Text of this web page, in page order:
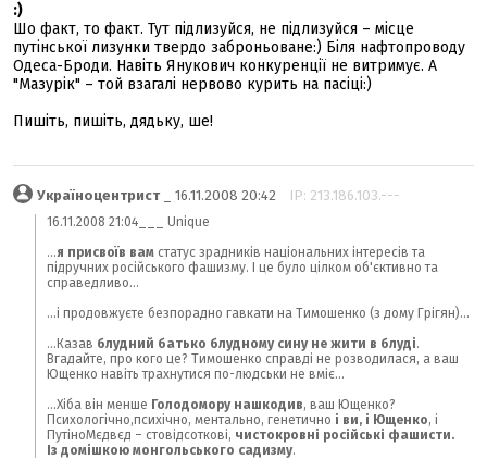
:)
Шо факт, то факт. Тут підлизуйся, не підлизуйся – місце
путінської лизунки твердо заброньоване:) Біля нафтопроводу
Одеса-Броди. Навіть Янукович конкуренції не витримує. А
"Мазурік" – той взагалі нервово курить на пасіці:)
Пишіть, пишіть, дядьку, ше!
Україноцентрист_ 16.11.2008 20:42 IP: 213.186.103.---
16.11.2008 21:04___ Unique
...я присвоїв вам статус зрадників національних інтересів та
підручних російського фашизму. І це було цілком об'єктивно та
справедливо...
...і продовжуєте безпорадно гавкати на Тимошенко (з дому Грігян)...
...Казав блудний батько блудному сину не жити в блуді.
Вгадайте, про кого це? Тимошенко справді не розводилася, а ваш
Ющенко навіть трахнутися по-людськи не вміє...
...Хіба він менше Голодомору нашкодив, ваш Ющенко?
Психологічно,психічно, ментально, генетично і ви, і Ющенко, і
ПутіноМєдвєд – стовідсоткові, чистокровні російські фашисти.
Із домішкою монгольського садизму.